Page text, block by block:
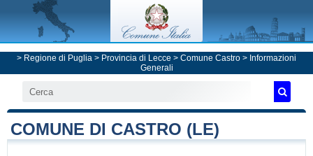
> Regione di Puglia > Provincia di Lecce > Comune Castro > Informazioni
Generali
COMUNE DI CASTRO (LE)